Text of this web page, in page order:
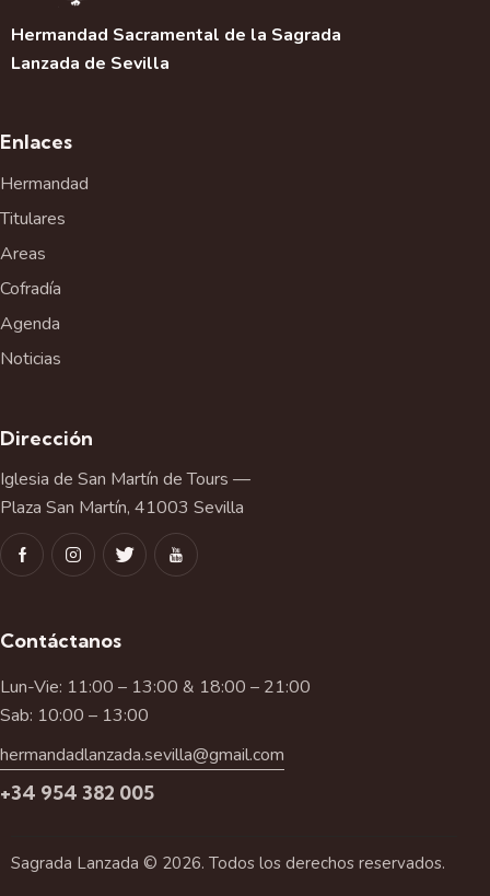
Hermandad Sacramental de la Sagrada
Lanzada de Sevilla
Enlaces
Hermandad
Titulares
Areas
Cofradía
Agenda
Noticias
Dirección
Iglesia de San Martín de Tours —
Plaza San Martín, 41003 Sevilla
Contáctanos
Lun-Vie: 11:00 – 13:00 & 18:00 – 21:00
Sab: 10:00 – 13:00
hermandadlanzada.sevilla@gmail.com
+34 954 382 005
Sagrada Lanzada © 2026. Todos los derechos reservados.